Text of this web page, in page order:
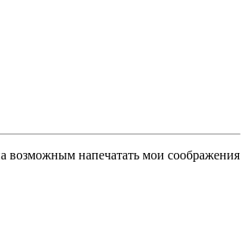
возможным напечатать мои соображения